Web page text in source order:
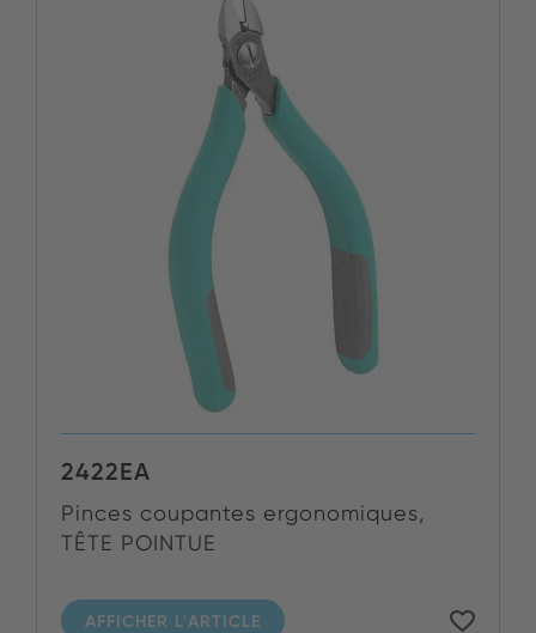
2422EA
Pinces coupantes ergonomiques,
TÊTE POINTUE
AFFICHER L'ARTICLE